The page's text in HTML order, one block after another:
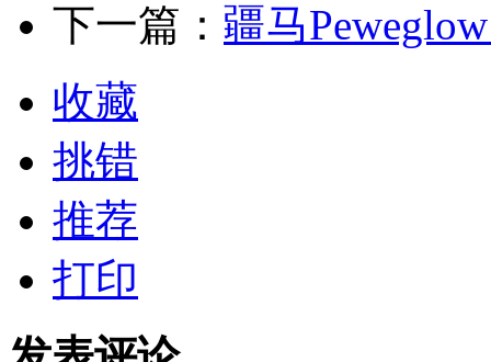
下一篇： 疆马
收藏
挑错
推荐
打印